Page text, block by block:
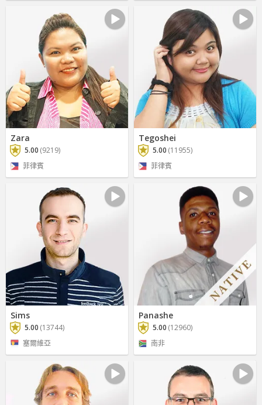
Zara
5.00 (9219)
菲律賓
Tegoshei
5.00 (11955)
菲律賓
Sims
5.00 (13744)
塞爾維亞
Panashe
5.00 (12960)
南非